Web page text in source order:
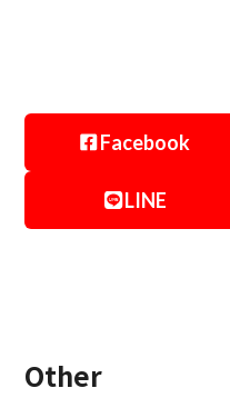
Facebook
LINE
Other